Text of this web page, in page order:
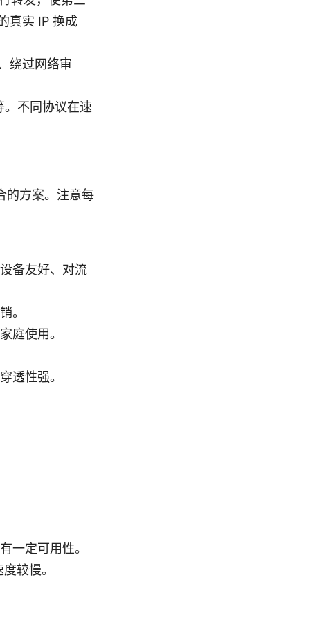
真实 IP 换成
绕过网络审
不同协议在速
的方案。注意每
备友好、对流
。
庭使用。
透性强。
一定可用性。
较慢。